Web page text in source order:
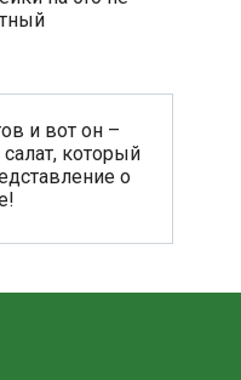
и вот он –
который
о